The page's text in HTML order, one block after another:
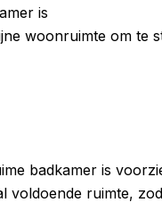
is
woonruimte om te
badkamer is
voldoende ruimte,